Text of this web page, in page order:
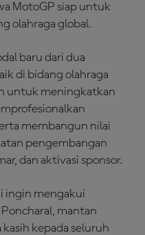
MotoGP siap untuk
olahraga global.
baru dari dua
di bidang olahraga
untuk meningkatkan
membangun nilai
pengembangan
dan aktivasi sponsor.
ingin mengakui
mantan
kepada seluruh